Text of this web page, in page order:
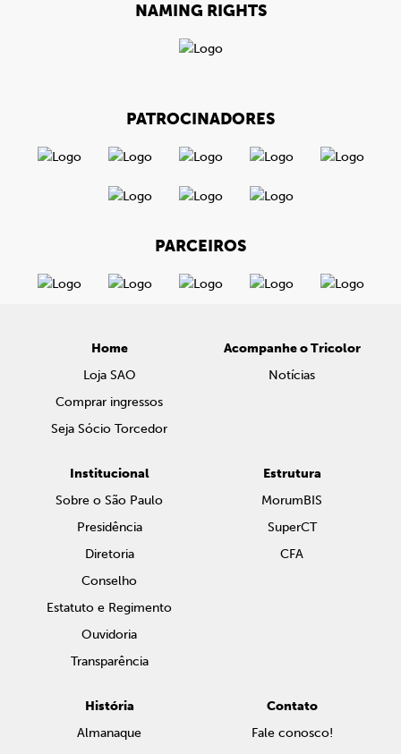
NAMING RIGHTS
PATROCINADORES
PARCEIROS
Home
Loja SAO
Comprar ingressos
Seja Sócio Torcedor
Acompanhe o Tricolor
Notícias
Institucional
Sobre o São Paulo
Presidência
Diretoria
Conselho
Estatuto e Regimento
Ouvidoria
Transparência
Estrutura
MorumBIS
SuperCT
CFA
História
Almanaque
Contato
Fale conosco!